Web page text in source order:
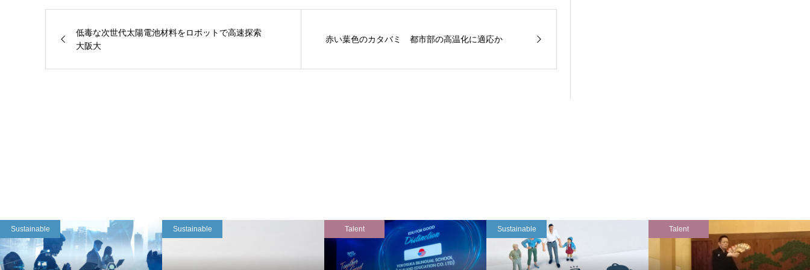
低毒な次世代太陽電池材料をロボットで高速探索
大阪大
赤い葉色のカタバミ 都市部の高温化に適応か
Sustainable Sustainable Talent Sustainable Talent